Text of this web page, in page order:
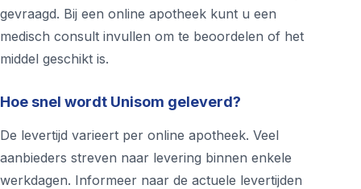
gevraagd. Bij een online apotheek kunt u een
medisch consult invullen om te beoordelen of het
middel geschikt is.
Hoe snel wordt Unisom geleverd?
De levertijd varieert per online apotheek. Veel
aanbieders streven naar levering binnen enkele
werkdagen. Informeer naar de actuele levertijden